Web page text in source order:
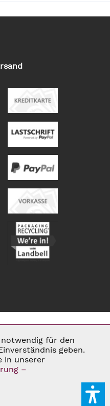
Aktiv
Inaktiv
für den
geben.
in unserer
–